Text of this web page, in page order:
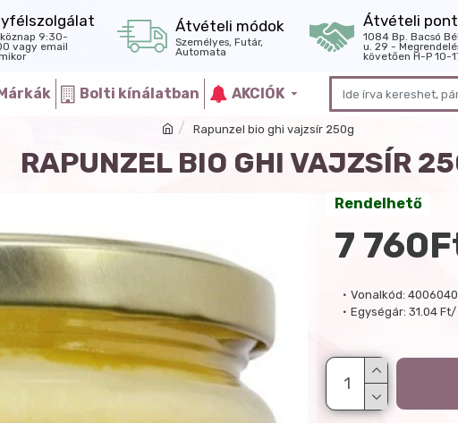
9:30-
vagy email
Átvételi módok
Személyes, Futár,
Automata
Átvételi pont
1084 Bp. Bacsó
u. 29 -
követően H-P 10-
Bolti kínálatban AKCIÓK
Rapunzel bio ghi vajzsír 250g
RAPUNZEL BIO GHI VAJZSÍR
Vonalkód:
Egységár: 31.04
Rendelhető
7